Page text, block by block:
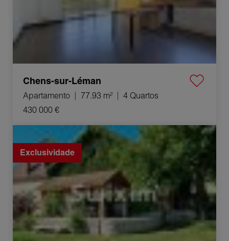
Chens-sur-Léman
Apartamento 77.93 m²
4 Quartos
430 000 €
Venda Casa Lons-le-Saunier 10 Quartos 280 m²
Exclusividade